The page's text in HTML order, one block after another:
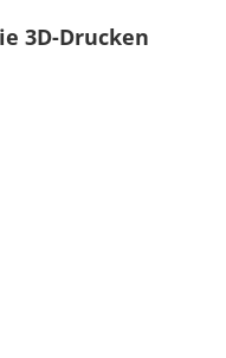
3D-Drucken